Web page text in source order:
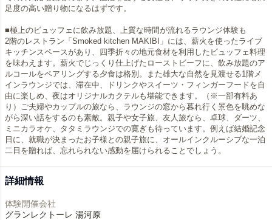
足度の高い贈り物になるはずです。
■極上のビュッフェに飲み放題、上質な時間が流れるラウンジ体験も
2階のレストラン「Smoked kitchen MAKIBI」には、薪火を使ったライブ
キッチンスペースがあり、四季折々の地元食材を利用したビュッフェ料理
を味わえます。薪火でじっくり仕上げたローストビーフに、飲み放題のア
ルコールをペアリングする夕食は格別。また雄大な自然を見渡せる1階メ
インラウンジでは、滞在中、ドリンクやスイーツ・フィンガーフードを自
由に楽しめ、夜はオリジナルカクテルも堪能できます。（※一部有料あ
り）ご夫婦やカップルの旅なら、ラウンジの窓から暮れ行く景色を眺めな
がら深い話をするのも素敵。親子や女子旅、友人旅なら、卓球、ダーツ、
ミニカラオケ、タタミラウンジでの寛ぎも待っています。例えば結婚記念
日に、就職が決まったお子様との親子旅に、オールインクルーシブな一泊
詳細情報
体験開催会社
グランレクトーレ 湯河原